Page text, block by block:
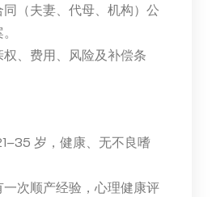
同（夫妻、代母、机构）公
权、费用、风险及补偿条
岁，健康、无不良嗜
一次顺产经验，心理健康评